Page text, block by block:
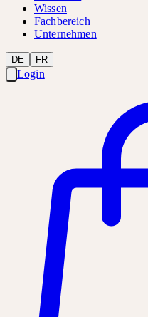
Wissen
Fachbereich
Unternehmen
DE FR
Login